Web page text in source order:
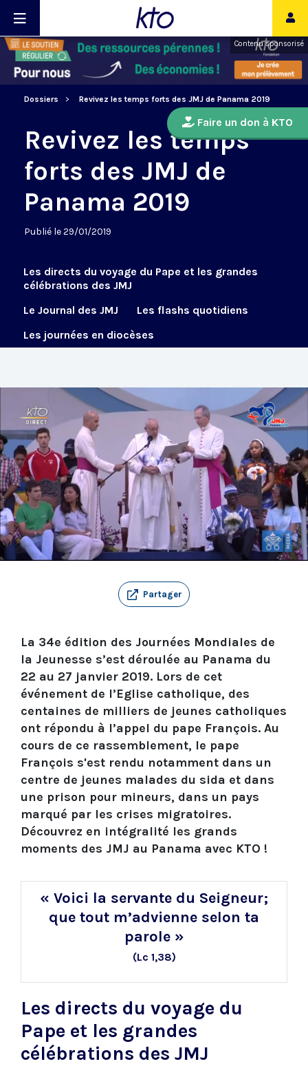
Contenu sponsorisé
Dossiers Revivez les temps forts des JMJ de Panama 2019
Faire un don à KTO
Revivez les temps
forts des JMJ de
Panama 2019
Publié le 29/01/2019
Les directs du voyage du Pape et les grandes
célébrations des JMJ
Le Journal des JMJ
Les flashs quotidiens
Les journées en diocèses
Partager
La 34e édition des Journées Mondiales de
la Jeunesse s’est déroulée au Panama du
22 au 27 janvier 2019. Lors de cet
événement de l’Eglise catholique, des
centaines de milliers de jeunes catholiques
ont répondu à l’appel du pape François. Au
cours de ce rassemblement, le pape
François s'est rendu notamment dans un
centre de jeunes malades du sida et dans
une prison pour mineurs, dans un pays
marqué par les crises migratoires.
Découvrez en intégralité les grands
moments des JMJ au Panama avec KTO !
« Voici la servante du Seigneur;
que tout m’advienne selon ta
parole »
(Lc 1,38)
Les directs du voyage du
Pape et les grandes
célébrations des JMJ